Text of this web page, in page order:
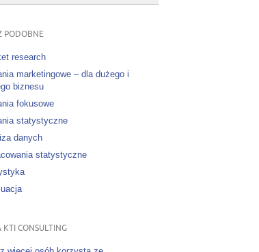
PODOBNE
research
marketingowe – dla dużego i
biznesu
fokusowe
statystyczne
danych
statystyczne
KTI CONSULTING